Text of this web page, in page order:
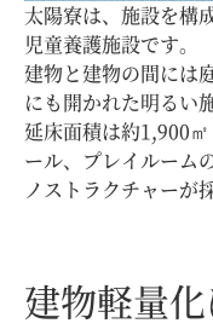
太陽寮は、施設を構
児童養護施設です。
建物と建物の間には
にも開かれた明るい
延床面積は約1,900
ール、プレイルーム
ノストラクチャーが
建物軽量